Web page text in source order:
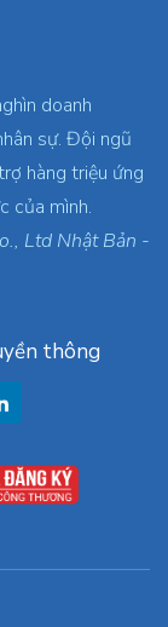
doanh
sự. Đội ngũ
hàng triệu ứng
của mình.
Ltd Nhật Bản -
thông